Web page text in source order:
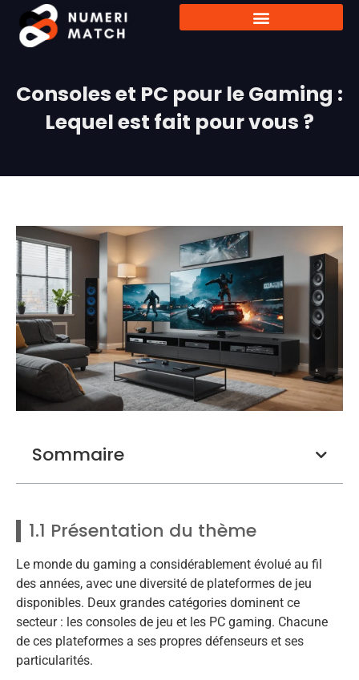
Consoles et PC pour le Gaming :
Lequel est fait pour vous ?
Sommaire
1.1 Présentation du thème
Le monde du gaming a considérablement évolué au fil
des années, avec une diversité de plateformes de jeu
disponibles. Deux grandes catégories dominent ce
secteur : les consoles de jeu et les PC gaming. Chacune
de ces plateformes a ses propres défenseurs et ses
particularités.